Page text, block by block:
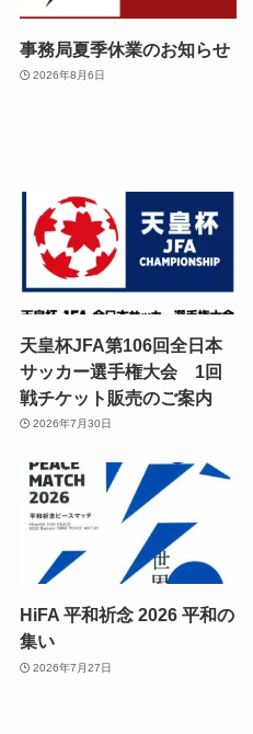
事務局夏季休業のお知らせ
2026年8月6日
天皇杯JFA第106回全日本
サッカー選手権大会 1回
戦チケット販売のご案内
2026年7月30日
HiFA 平和祈念 2026 平和の
集い
2026年7月27日